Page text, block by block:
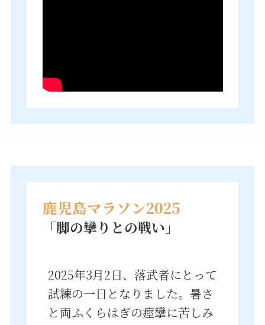
鹿児島マラソン2025
「脚の攣りとの戦い」
2025年3月2日、落武者にとって
試練の一日となりました。暑さ
と両ふくらはぎの痙攣に苦しみ